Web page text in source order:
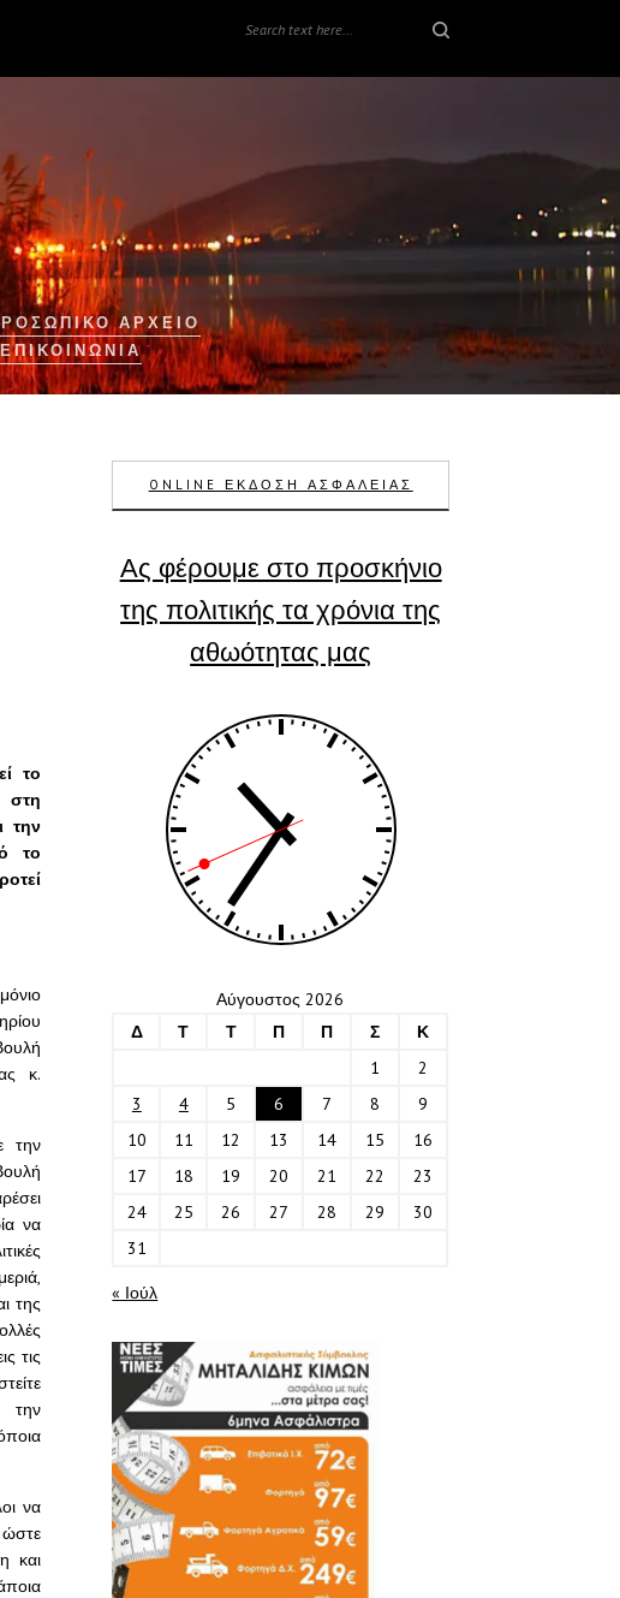
ΑΡΧΕΙΟ
ΕΠΙΚΟΙΝΩΝΊΑ
το
στη
την
το
κ.
την
να
της
τις
την
να
ώστε
και
ONLINE ΕΚΔΟΣΗ ΑΣΦΑΛΕΙΑΣ
Ας φέρουμε στο προσκήνιο
της πολιτικής τα χρόνια της
αθωότητας μας
Αύγουστος 2026
Δ
Τ Τ Π Π Σ
Κ
1
2
3
4 5 6 7 8
9
10
11 12 13 14 15
16
17
18 19 20 21 22
23
24
25 26 27 28 29
30
31
« Ιούλ